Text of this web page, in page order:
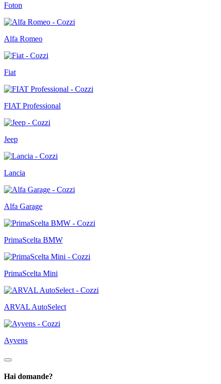
Foton
Alfa Romeo
Fiat
FIAT Professional
Jeep
Lancia
Alfa Garage
PrimaScelta BMW
PrimaScelta Mini
ARVAL AutoSelect
Ayvens
Hai domande?